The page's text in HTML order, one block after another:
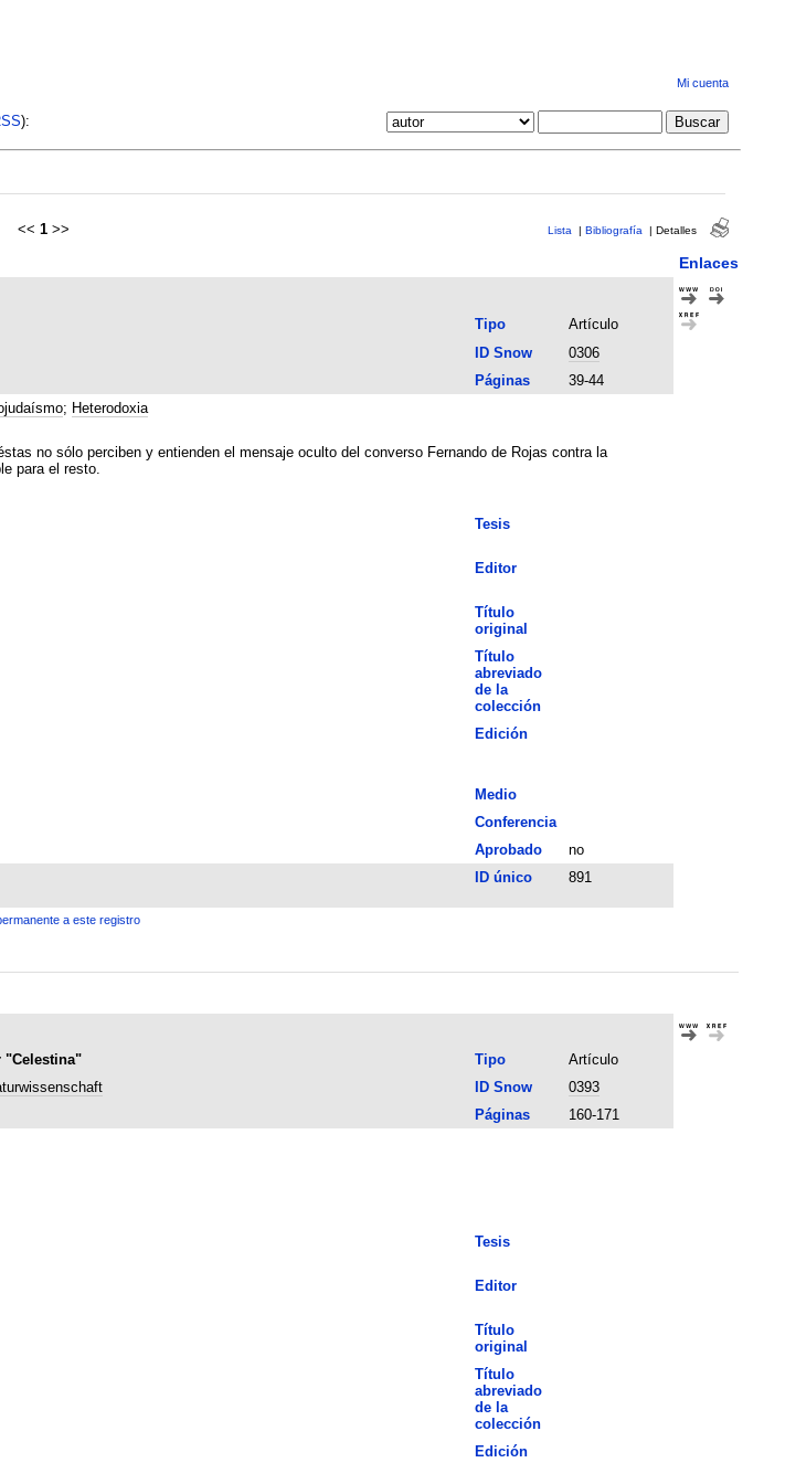
Mi cuenta
):
<< 1 >> Lista | Bibliografía | Detalles
Enlaces
Tipo
Artículo
ID Snow
0306
Páginas
39-44
; Heterodoxia
no sólo perciben y entienden el mensaje oculto del converso Fernando de Rojas contra la
para el resto.
Tesis
Editor
Título
original
Título
abreviado
de la
colección
Edición
Medio
Conferencia
Aprobado
no
ID único 891
a este registro
"Celestina" Tipo
Artículo
ID Snow
0393
Páginas
160-171
Tesis
Editor
Título
original
Título
abreviado
de la
colección
Edición